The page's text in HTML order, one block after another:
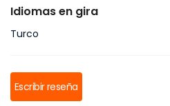
Idiomas en gira
Turco
Escribir reseña